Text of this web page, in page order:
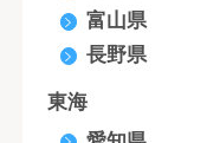
富山県
長野県
東海